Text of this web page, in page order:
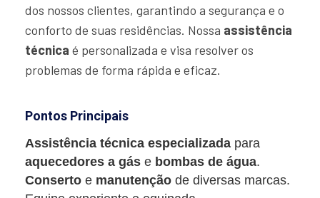
dos nossos clientes, garantindo a segurança e o
conforto de suas residências. Nossa assistência
técnica é personalizada e visa resolver os
problemas de forma rápida e eficaz.
Pontos Principais
Assistência técnica especializada para
aquecedores a gás e bombas de água.
Conserto e manutenção de diversas marcas.